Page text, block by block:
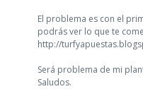
El problema es con el
podrás ver lo que te
http://
Será problema de mi
Saludos.